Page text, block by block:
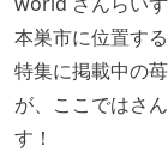
本巣市に位置す
特集に掲載中の
が、ここではさ
す！